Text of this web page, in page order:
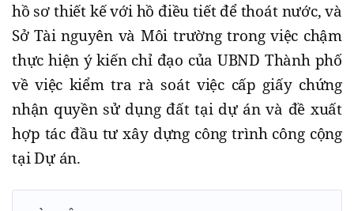
hồ sơ thiết kế với hồ điều tiết để thoát nước, và
Sở Tài nguyên và Môi trường trong việc chậm
thực hiện ý kiến chỉ đạo của UBND Thành phố
về việc kiểm tra rà soát việc cấp giấy chứng
nhận quyền sử dụng đất tại dự án và đề xuất
hợp tác đầu tư xây dựng công trình công cộng
tại Dự án.